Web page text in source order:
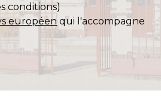
conditions)
européenqui l'accompagne